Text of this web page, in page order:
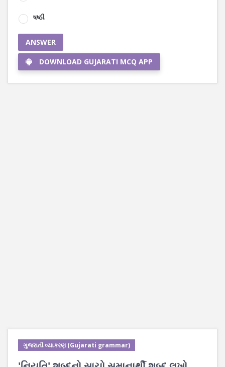
ષષ્ઠી
ANSWER
DOWNLOAD GUJARATI MCQ APP
ગુજરાતી વ્યાકરણ (Gujarati grammar)